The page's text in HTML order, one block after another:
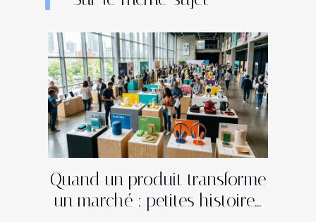
Quand un produit transforme
un marché : petites histoires